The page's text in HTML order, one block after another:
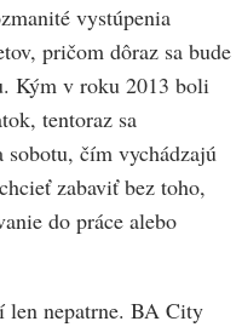
vystúpenia
pričom dôraz sa bude
Kým v roku 2013 boli
tentoraz sa
čím vychádzajú
zabaviť bez toho,
do práce alebo
len nepatrne. BA City